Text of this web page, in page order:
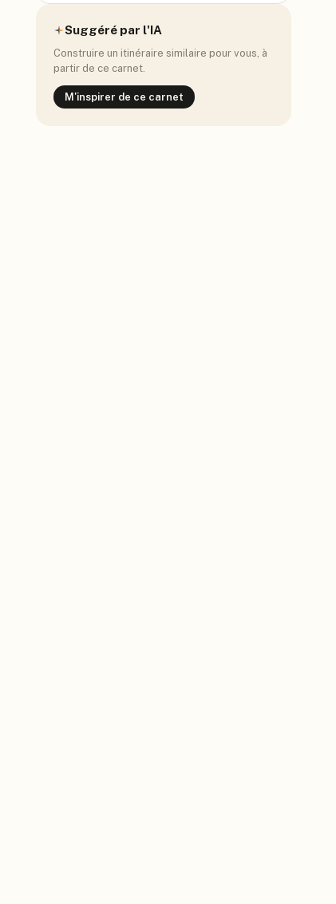
Suggéré par l'IA
Construire un itinéraire similaire pour vous, à
partir de ce carnet.
M'inspirer de ce carnet